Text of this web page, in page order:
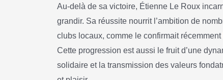
Au-delà de sa victoire, Étienne Le Roux
grandir. Sa réussite nourrit l’ambition de
clubs locaux, comme le confirmait récemment
Cette progression est aussi le fruit d’une
solidaire et la transmission des valeurs